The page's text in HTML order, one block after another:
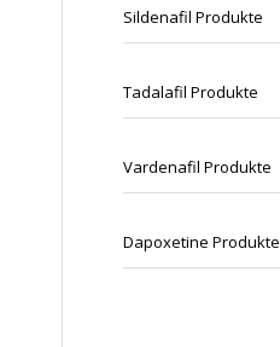
Sildenafil Produkte
Tadalafil Produkte
Vardenafil Produkte
Dapoxetine Produkte